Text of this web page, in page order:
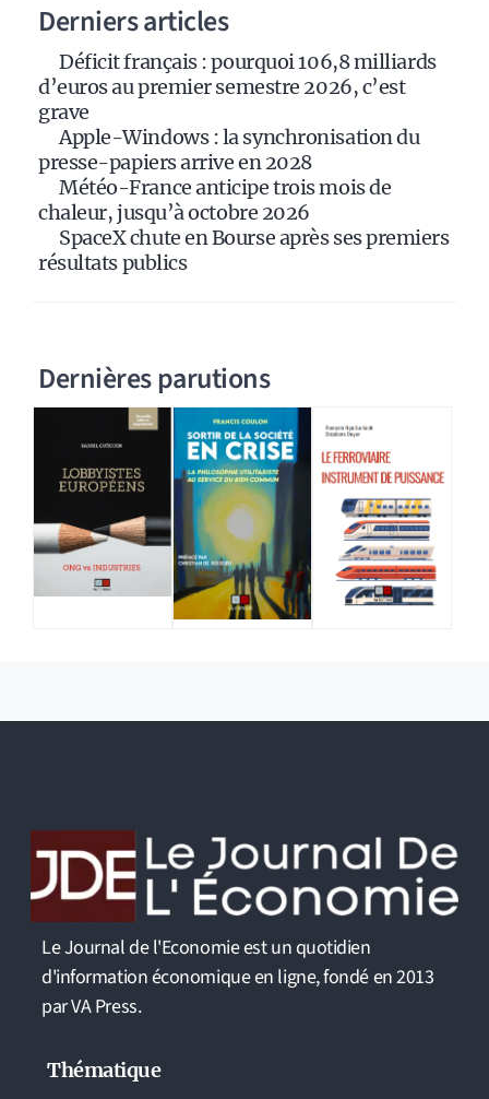
Derniers articles
Déficit français : pourquoi 106,8 milliards
d’euros au premier semestre 2026, c’est
grave
Apple-Windows : la synchronisation du
presse-papiers arrive en 2028
Météo-France anticipe trois mois de
chaleur, jusqu’à octobre 2026
SpaceX chute en Bourse après ses premiers
résultats publics
Dernières parutions
Le Journal de l'Economie est un quotidien
d'information économique en ligne, fondé en 2013
par VA Press.
Thématique